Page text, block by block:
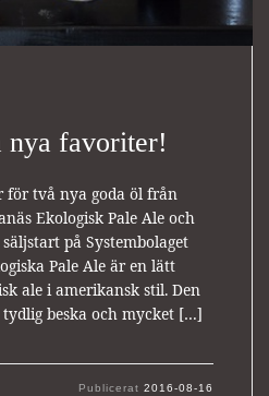
nya favoriter!
för två nya goda öl från
Ekologisk Pale Ale och
på Systembolaget
Pale Ale är en lätt
ale i amerikansk stil. Den
beska och mycket […]
Publicerat2016-08-16